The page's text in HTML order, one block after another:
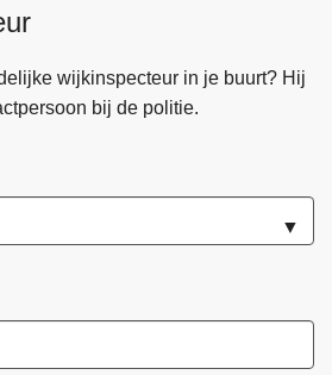
wijkinspecteur in je buurt? Hij
bij de politie.
▼